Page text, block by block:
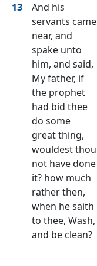
13
And his
servants came
near, and
spake unto
him, and said,
My father, if
the prophet
had bid thee
do some
great thing,
wouldest thou
not have done
it? how much
rather then,
when he saith
to thee, Wash,
and be clean?